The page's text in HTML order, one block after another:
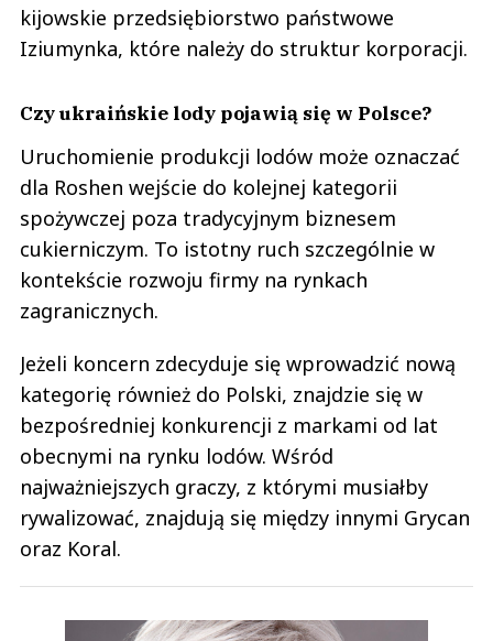
kijowskie przedsiębiorstwo państwowe
Iziumynka, które należy do struktur korporacji.
Czy ukraińskie lody pojawią się w Polsce?
Uruchomienie produkcji lodów może oznaczać
dla Roshen wejście do kolejnej kategorii
spożywczej poza tradycyjnym biznesem
cukierniczym. To istotny ruch szczególnie w
kontekście rozwoju firmy na rynkach
zagranicznych.
Jeżeli koncern zdecyduje się wprowadzić nową
kategorię również do Polski, znajdzie się w
bezpośredniej konkurencji z markami od lat
obecnymi na rynku lodów. Wśród
najważniejszych graczy, z którymi musiałby
rywalizować, znajdują się między innymi Grycan
oraz Koral.